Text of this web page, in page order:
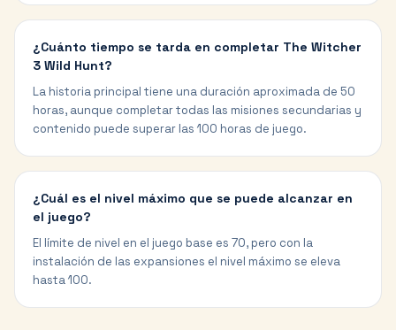
¿Cuánto tiempo se tarda en completar The Witcher
3 Wild Hunt?
La historia principal tiene una duración aproximada de 50
horas, aunque completar todas las misiones secundarias y
contenido puede superar las 100 horas de juego.
¿Cuál es el nivel máximo que se puede alcanzar en
el juego?
El límite de nivel en el juego base es 70, pero con la
instalación de las expansiones el nivel máximo se eleva
hasta 100.